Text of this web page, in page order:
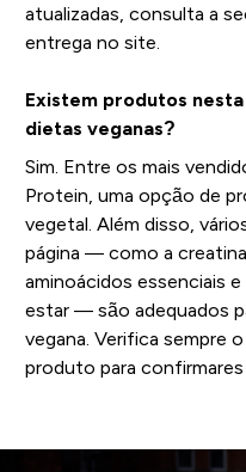
atualizadas, consulta a
entrega no site.
Existem produtos
dietas veganas?
Sim. Entre os mais
Protein, uma opção de
vegetal. Além disso,
página — como a
aminoácidos essenciais
estar — são adequados
vegana. Verifica sempre
produto para confirmares